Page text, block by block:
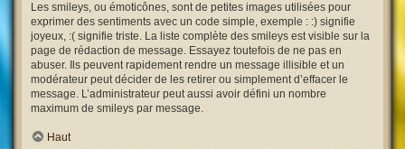
Les smileys, ou émoticônes, sont de petites images utilisées pour
exprimer des sentiments avec un code simple, exemple : :) signifie
joyeux, :( signifie triste. La liste complète des smileys est visible sur la
page de rédaction de message. Essayez toutefois de ne pas en
abuser. Ils peuvent rapidement rendre un message illisible et un
modérateur peut décider de les retirer ou simplement d’effacer le
message. L’administrateur peut aussi avoir défini un nombre
maximum de smileys par message.
Haut